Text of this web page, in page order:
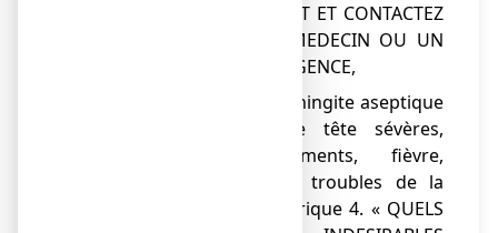
ARRETEZ LE TRAITEMENT ET CONTACTEZ
IMMEDIATEMENT UN MEDECIN OU UN
SERVICE MEDICAL D'URGENCE,
● de symptômes de méningite aseptique
tels que maux de tête sévères,
nausées, vomissements, fièvre,
raideur du cou ou troubles de la
conscience (voir rubrique 4. « QUELS